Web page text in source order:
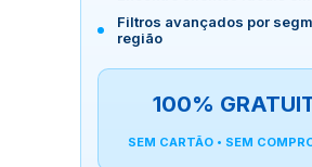
Filtros avançados por
região
100%
SEM CARTÃO • SEM